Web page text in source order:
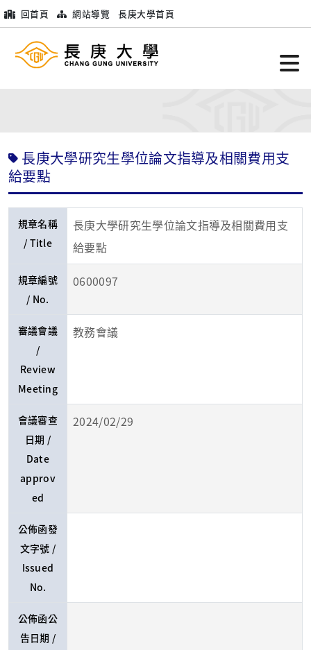
回首頁 網站導覽 長庚大學首頁
長庚大學研究生學位論文指導及相關費用支
給要點
規章名稱
/ Title
長庚大學研究生學位論文指導及相關費用支
給要點
規章編號
/ No.
0600097
審議會議
/
Review
Meeting
教務會議
會議審查
日期 /
Date
approv
ed
2024/02/29
公佈函發
文字號 /
Issued
No.
公佈函公
告日期 /